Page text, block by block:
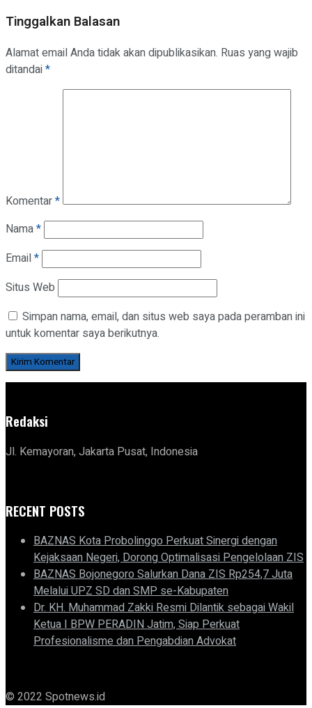
Tinggalkan Balasan
Alamat email Anda tidak akan dipublikasikan. Ruas yang wajib
ditandai*
Komentar*
Nama*
Email*
Situs Web
Simpan nama, email, dan situs web saya pada peramban ini
untuk komentar saya berikutnya.
Redaksi
Jl. Kemayoran, Jakarta Pusat, Indonesia
RECENT POSTS
BAZNAS Kota Probolinggo Perkuat Sinergi dengan
Kejaksaan Negeri, Dorong Optimalisasi Pengelolaan ZIS
BAZNAS Bojonegoro Salurkan Dana ZIS Rp254,7 Juta
Melalui UPZ SD dan SMP se-Kabupaten
Dr. KH. Muhammad Zakki Resmi Dilantik sebagai Wakil
Ketua I BPW PERADIN Jatim, Siap Perkuat
Profesionalisme dan Pengabdian Advokat
© 2022 Spotnews.id